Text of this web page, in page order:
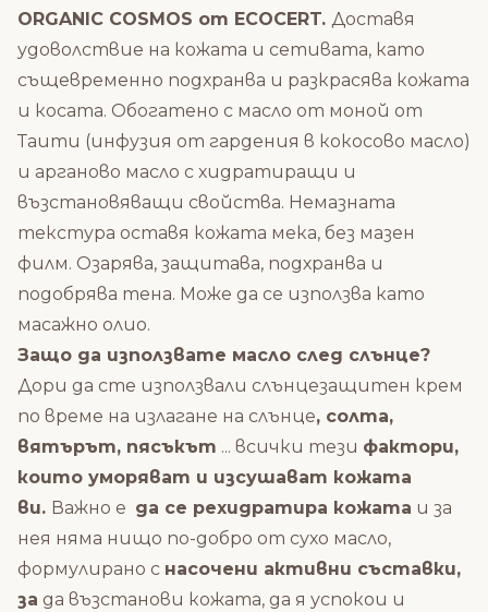
ORGANIC COSMOS от ECOCERT. Доставя
удоволствие на кожата и сетивата, като
същевременно подхранва и разкрасява кожата
и косата. Обогатено с масло от моной от
Таити (инфузия от гардения в кокосово масло)
и арганово масло с хидратиращи и
възстановяващи свойства. Немазната
текстура оставя кожата мека, без мазен
филм. Озарява, защитава, подхранва и
подобрява тена. Може да се използва като
масажно олио.
Защо да използвате масло след слънце?
Дори да сте използвали слънцезащитен крем
по време на излагане на слънце, солта,
вятърът, пясъкът ... всички тези фактори,
които уморяват и изсушават кожата
ви. Важно е да се рехидратира кожата и за
нея няма нищо по-добро от сухо масло,
формулирано с насочени активни съставки,
за да възстанови кожата, да я успокои и